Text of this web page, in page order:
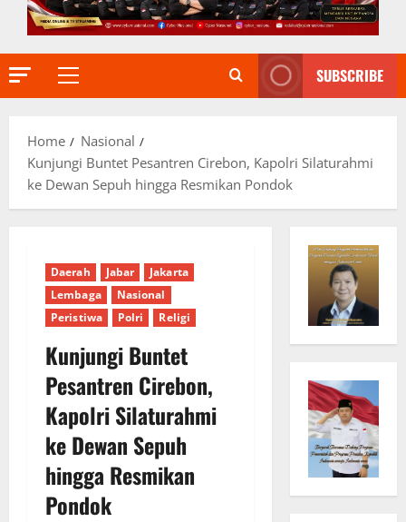
Primary
SUBSCRIBE
Home
Nasional
Kunjungi Buntet Pesantren Cirebon, Kapolri Silaturahmi
ke Dewan Sepuh hingga Resmikan Pondok
Daerah Jabar
Jakarta
Lembaga
Nasional
Peristiwa
Polri Religi
Kunjungi Buntet
Pesantren Cirebon,
Kapolri Silaturahmi
ke Dewan Sepuh
hingga Resmikan
Pondok